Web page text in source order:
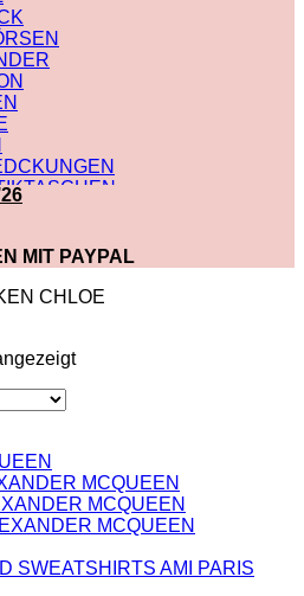
UND
MIT PAYPAL
CHLOE
MCQUEEN
MCQUEEN
MCQUEEN
SWEATSHIRTS AMI PARIS